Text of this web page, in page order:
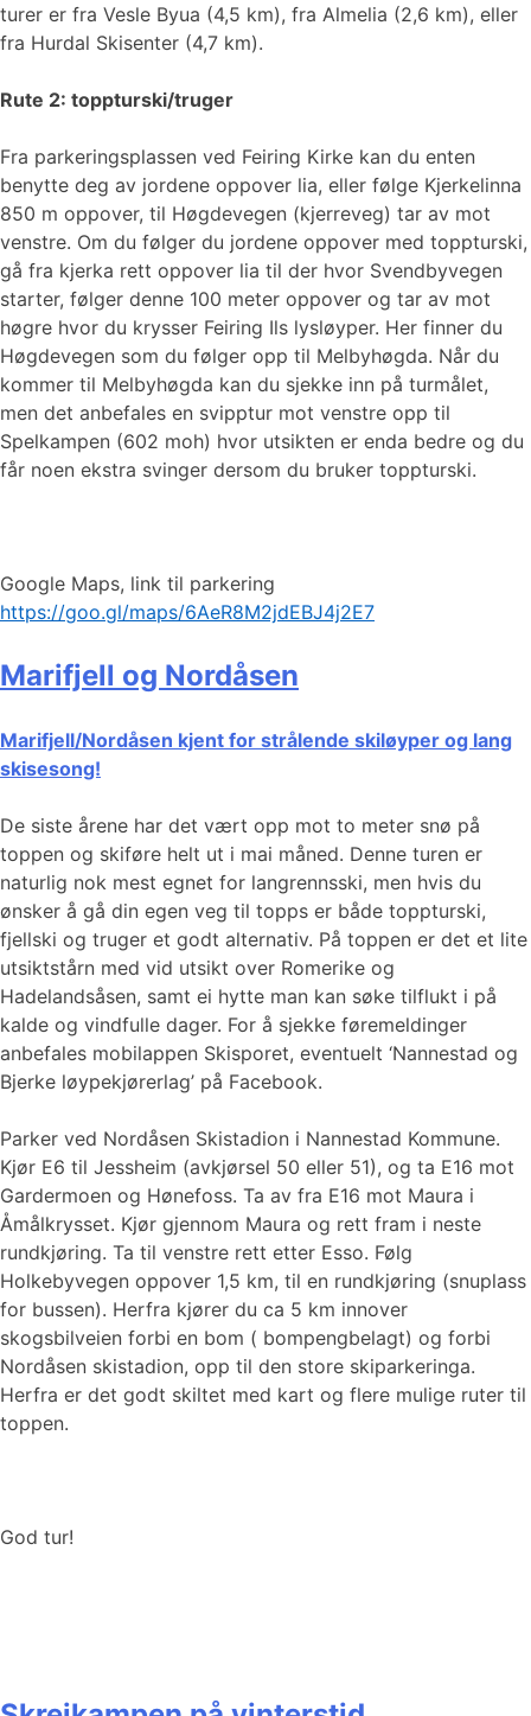
turer er fra Vesle Byua (4,5 km), fra Almelia (2,6 km), eller
fra Hurdal Skisenter (4,7 km).
Rute 2: toppturski/truger
Fra parkeringsplassen ved Feiring Kirke kan du enten
benytte deg av jordene oppover lia, eller følge Kjerkelinna
850 m oppover, til Høgdevegen (kjerreveg) tar av mot
venstre. Om du følger du jordene oppover med toppturski,
gå fra kjerka rett oppover lia til der hvor Svendbyvegen
starter, følger denne 100 meter oppover og tar av mot
høgre hvor du krysser Feiring Ils lysløyper. Her finner du
Høgdevegen som du følger opp til Melbyhøgda. Når du
kommer til Melbyhøgda kan du sjekke inn på turmålet,
men det anbefales en svipptur mot venstre opp til
Spelkampen (602 moh) hvor utsikten er enda bedre og du
får noen ekstra svinger dersom du bruker toppturski.
Google Maps, link til parkering
https://goo.gl/maps/6AeR8M2jdEBJ4j2E7
Marifjell og Nordåsen
Marifjell/Nordåsen kjent for strålende skiløyper og lang
skisesong!
De siste årene har det vært opp mot to meter snø på
toppen og skiføre helt ut i mai måned. Denne turen er
naturlig nok mest egnet for langrennsski, men hvis du
ønsker å gå din egen veg til topps er både toppturski,
fjellski og truger et godt alternativ. På toppen er det et lite
utsiktstårn med vid utsikt over Romerike og
Hadelandsåsen, samt ei hytte man kan søke tilflukt i på
kalde og vindfulle dager. For å sjekke føremeldinger
anbefales mobilappen Skisporet, eventuelt ‘Nannestad og
Bjerke løypekjørerlag’ på Facebook.
Parker ved Nordåsen Skistadion i Nannestad Kommune.
Kjør E6 til Jessheim (avkjørsel 50 eller 51), og ta E16 mot
Gardermoen og Hønefoss. Ta av fra E16 mot Maura i
Åmålkrysset. Kjør gjennom Maura og rett fram i neste
rundkjøring. Ta til venstre rett etter Esso. Følg
Holkebyvegen oppover 1,5 km, til en rundkjøring (snuplass
for bussen). Herfra kjører du ca 5 km innover
skogsbilveien forbi en bom ( bompengbelagt) og forbi
Nordåsen skistadion, opp til den store skiparkeringa.
Herfra er det godt skiltet med kart og flere mulige ruter til
toppen.
God tur!